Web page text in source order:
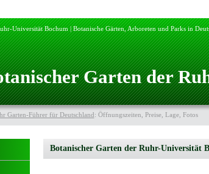
Universität Bochum | Botanische Gärten, Arboreten und Parks in
Garten der
Garten-Führer für Deutschland: Öffnungszeiten, Preise, Lage, Fotos
Botanischer Garten der Ruhr-Universität